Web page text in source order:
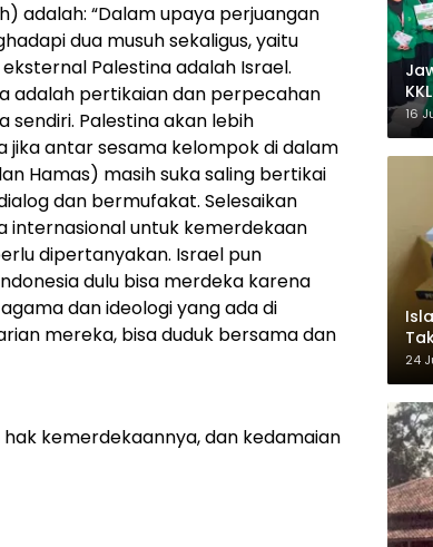
adalah: “Dalam upaya perjuangan
dua musuh sekaligus, yaitu
Palestina adalah Israel.
adalah pertikaian dan perpecahan
sendiri. Palestina akan lebih
antar sesama kelompok di dalam
Hamas) masih suka saling bertikai
dan bermufakat. Selesaikan
internasional untuk kemerdekaan
dipertanyakan. Israel pun
dulu bisa merdeka karena
dan ideologi yang ada di
mereka, bisa duduk bersama dan
kemerdekaannya, dan kedamaian
16
24